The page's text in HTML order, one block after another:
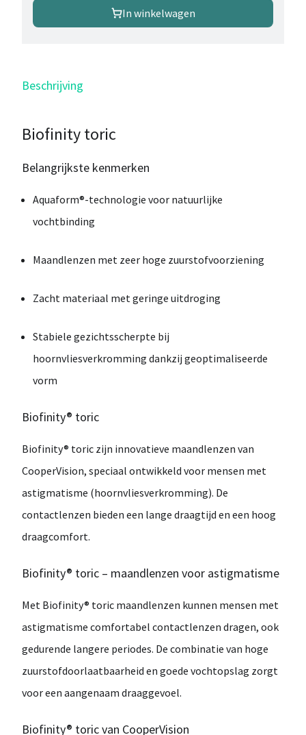
In winkelwagen
Beschrijving
Biofinity toric
Belangrijkste kenmerken
Aquaform®-technologie voor natuurlijke
vochtbinding
Maandlenzen met zeer hoge zuurstofvoorziening
Zacht materiaal met geringe uitdroging
Stabiele gezichtsscherpte bij
hoornvliesverkromming dankzij geoptimaliseerde
vorm
Biofinity® toric
Biofinity® toric zijn innovatieve maandlenzen van
CooperVision, speciaal ontwikkeld voor mensen met
astigmatisme (hoornvliesverkromming). De
contactlenzen bieden een lange draagtijd en een hoog
draagcomfort.
Biofinity® toric – maandlenzen voor astigmatisme
Met Biofinity® toric maandlenzen kunnen mensen met
astigmatisme comfortabel contactlenzen dragen, ook
gedurende langere periodes. De combinatie van hoge
zuurstofdoorlaatbaarheid en goede vochtopslag zorgt
voor een aangenaam draaggevoel.
Biofinity® toric van CooperVision